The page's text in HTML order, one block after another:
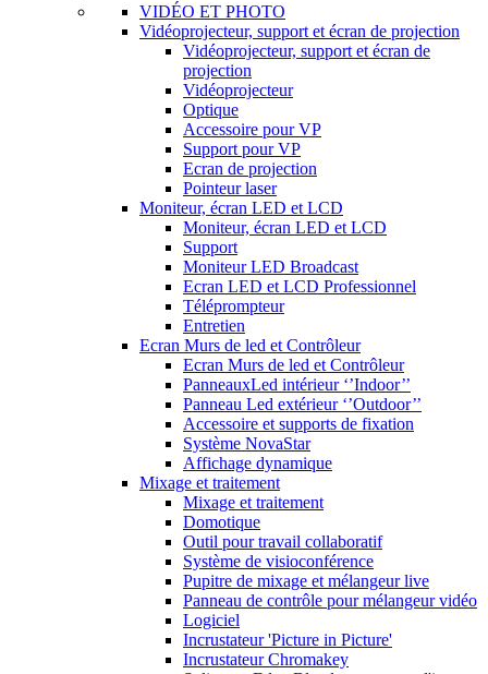
VIDÉO ET PHOTO
Vidéoprojecteur, support et écran de projection
Vidéoprojecteur, support et écran de
projection
Vidéoprojecteur
Optique
Accessoire pour VP
Support pour VP
Ecran de projection
Pointeur laser
Moniteur, écran LED et LCD
Moniteur, écran LED et LCD
Support
Moniteur LED Broadcast
Ecran LED et LCD Professionnel
Téléprompteur
Entretien
Ecran Murs de led et Contrôleur
Ecran Murs de led et Contrôleur
PanneauxLed intérieur ‘’Indoor’’
Panneau Led extérieur ‘’Outdoor’’
Accessoire et supports de fixation
Système NovaStar
Affichage dynamique
Mixage et traitement
Mixage et traitement
Domotique
Outil pour travail collaboratif
Système de visioconférence
Pupitre de mixage et mélangeur live
Panneau de contrôle pour mélangeur vidéo
Logiciel
Incrustateur 'Picture in Picture'
Incrustateur Chromakey